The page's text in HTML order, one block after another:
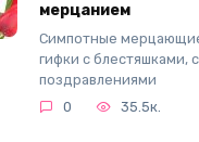
мерцанием
Симпотные
гифки с блестяшками, с
поздравлениями
0
35.5к.